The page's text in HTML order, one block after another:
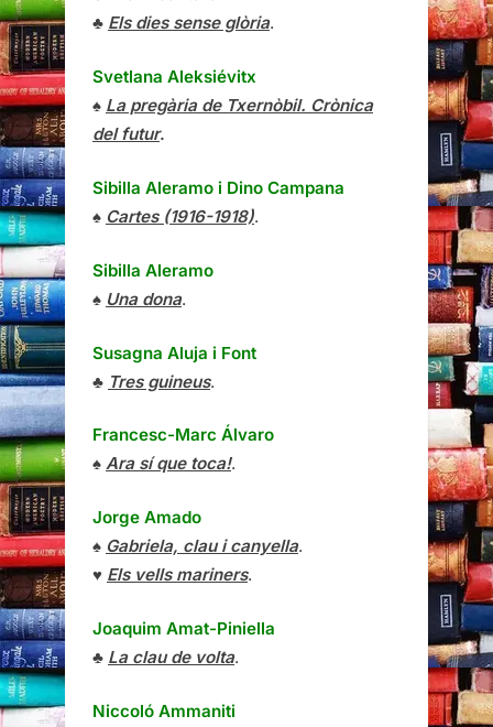
♣ Els dies sense glòria.
Svetlana Aleksiévitx
♠ La pregària de Txernòbil. Crònica
del futur.
Sibilla Aleramo i Dino Campana
♠ Cartes (1916-1918).
Sibilla Aleramo
♠ Una dona.
Susagna Aluja i Font
♣ Tres guineus.
Francesc-Marc Álvaro
♠ Ara sí que toca!.
Jorge Amado
♠ Gabriela, clau i canyella.
♥ Els vells mariners.
Joaquim Amat-Piniella
♣ La clau de volta.
Niccoló Ammaniti